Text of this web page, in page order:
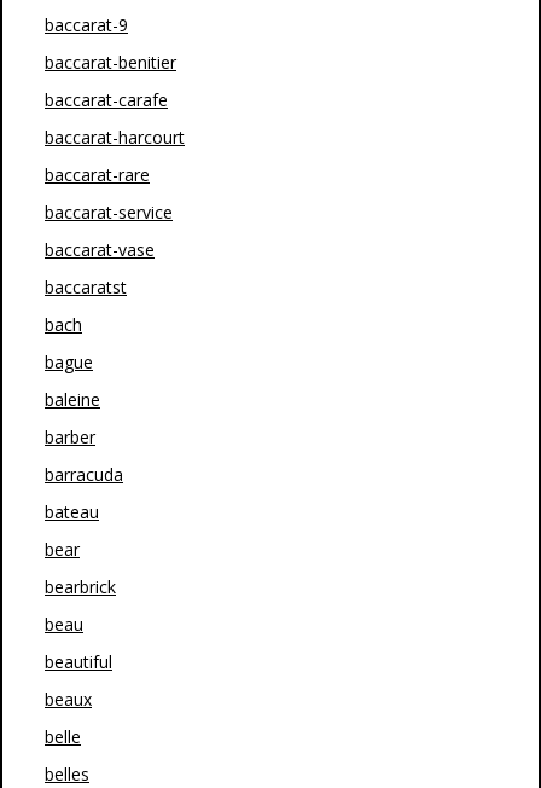
baccarat-9
baccarat-benitier
baccarat-carafe
baccarat-harcourt
baccarat-rare
baccarat-service
baccarat-vase
baccaratst
bach
bague
baleine
barber
barracuda
bateau
bear
bearbrick
beau
beautiful
beaux
belle
belles